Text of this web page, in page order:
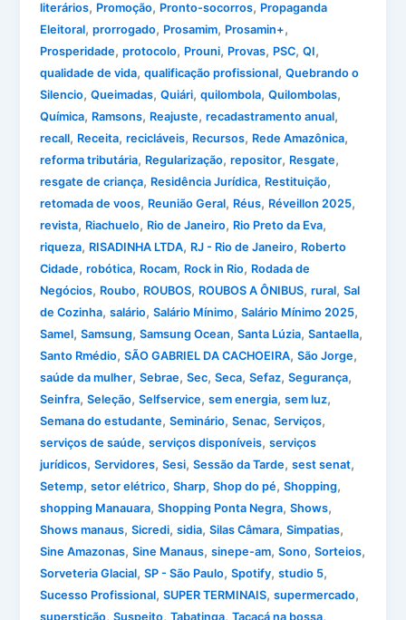
literários, Promoção, Pronto-socorros, Propaganda
Eleitoral,prorrogado, Prosamim, Prosamin+,
Prosperidade,protocolo, Prouni, Provas, PSC,QI,
qualidade de vida,qualificação profissional,Quebrando o
Silencio,Queimadas,Quiári,quilombola,Quilombolas,
Química, Ramsons, Reajuste,recadastramento anual,
recall, Receita,recicláveis, Recursos, Rede Amazônica,
reforma tributária, Regularização,repositor, Resgate,
resgate de criança, Residência Jurídica, Restituição,
retomada de voos, Reunião Geral, Réus, Réveillon 2025,
revista, Riachuelo, Rio de Janeiro, Rio Preto da Eva,
riqueza, RISADINHA LTDA, RJ - Rio de Janeiro, Roberto
Cidade,robótica, Rocam, Rock in Rio, Rodada de
Negócios, Roubo, ROUBOS, ROUBOS A ÔNIBUS,rural,Sal
de Cozinha,salário,Salário Mínimo,Salário Mínimo 2025,
Samel,Samsung,Samsung Ocean,Santa Lúzia,Santaella,
Santo Rmédio,SÃO GABRIEL DA CACHOEIRA,São Jorge,
saúde da mulher,Sebrae,Sec,Seca,Sefaz,Segurança,
Seinfra,Seleção,Selfservice,sem energia,sem luz,
Semana do estudante,Seminário,Senac,Serviços,
serviços de saúde,serviços disponíveis,serviços
jurídicos,Servidores,Sesi,Sessão da Tarde,sest senat,
Setemp,setor elétrico,Sharp,Shop do pé,Shopping,
shopping Manauara,Shopping Ponta Negra,Shows,
Shows manaus,Sicredi,sidia,Silas Câmara,Simpatias,
Sine Amazonas,Sine Manaus,sinepe-am,Sono,Sorteios,
Sorveteria Glacial,SP - São Paulo,Spotify,studio 5,
Sucesso Profissional,SUPER TERMINAIS,supermercado,
superstição,Suspeito,Tabatinga,Tacacá na bossa,